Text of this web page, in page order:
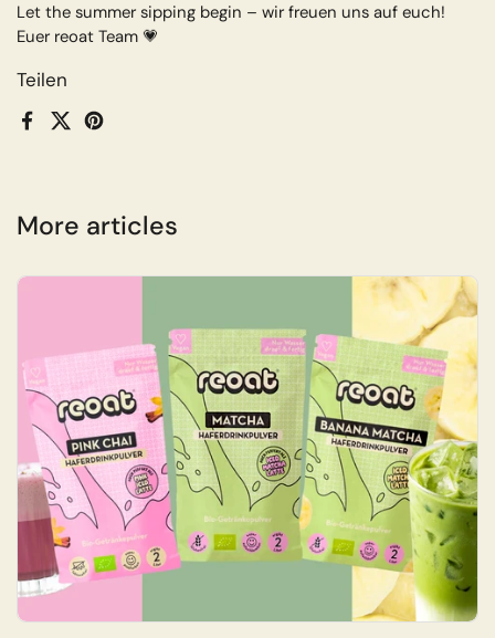
Teilen
Facebook
X (Twitter)
Pinterest
Let the summer sipping begin – wir freuen uns auf euch!
Euer reoat Team 💗
More articles